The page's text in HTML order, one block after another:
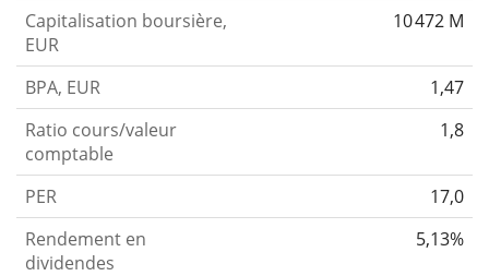
Capitalisation boursière,
EUR
10 472 M
BPA, EUR
1,47
Ratio cours/valeur
comptable
1,8
PER
17,0
Rendement en
dividendes
5,13%